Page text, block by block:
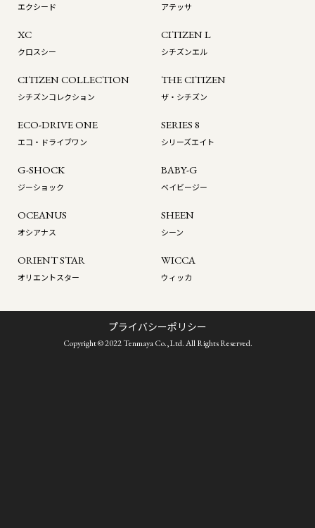
エクシード アテッサ
XC
クロスシー
CITIZEN L
シチズンエル
CITIZEN COLLECTION
シチズンコレクション
THE CITIZEN
ザ・シチズン
ECO-DRIVE ONE
エコ・ドライブワン
SERIES 8
シリーズエイト
G-SHOCK
ジーショック
BABY-G
ベイビージー
OCEANUS
オシアナス
SHEEN
シーン
ORIENT STAR
オリエントスター
WICCA
ウィッカ
プライバシーポリシー
Copyright © 2022 Tenmaya Co.,Ltd. All Rights Reserved.